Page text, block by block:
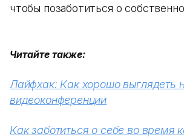
чтобы позаботиться о
Читайте также:
Лайфхак: Как хорошо выглядеть
видеоконференции
Как заботиться о себе во время